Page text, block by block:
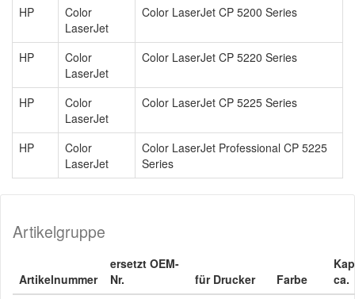
HP
Color
LaserJet
Color LaserJet CP 5200 Series
HP
Color
LaserJet
Color LaserJet CP 5220 Series
HP
Color
LaserJet
Color LaserJet CP 5225 Series
HP
Color
LaserJet
Color LaserJet Professional CP 5225
Series
Artikelgruppe
Artikelnummer
ersetzt OEM-
Nr.
für Drucker Farbe
ca.